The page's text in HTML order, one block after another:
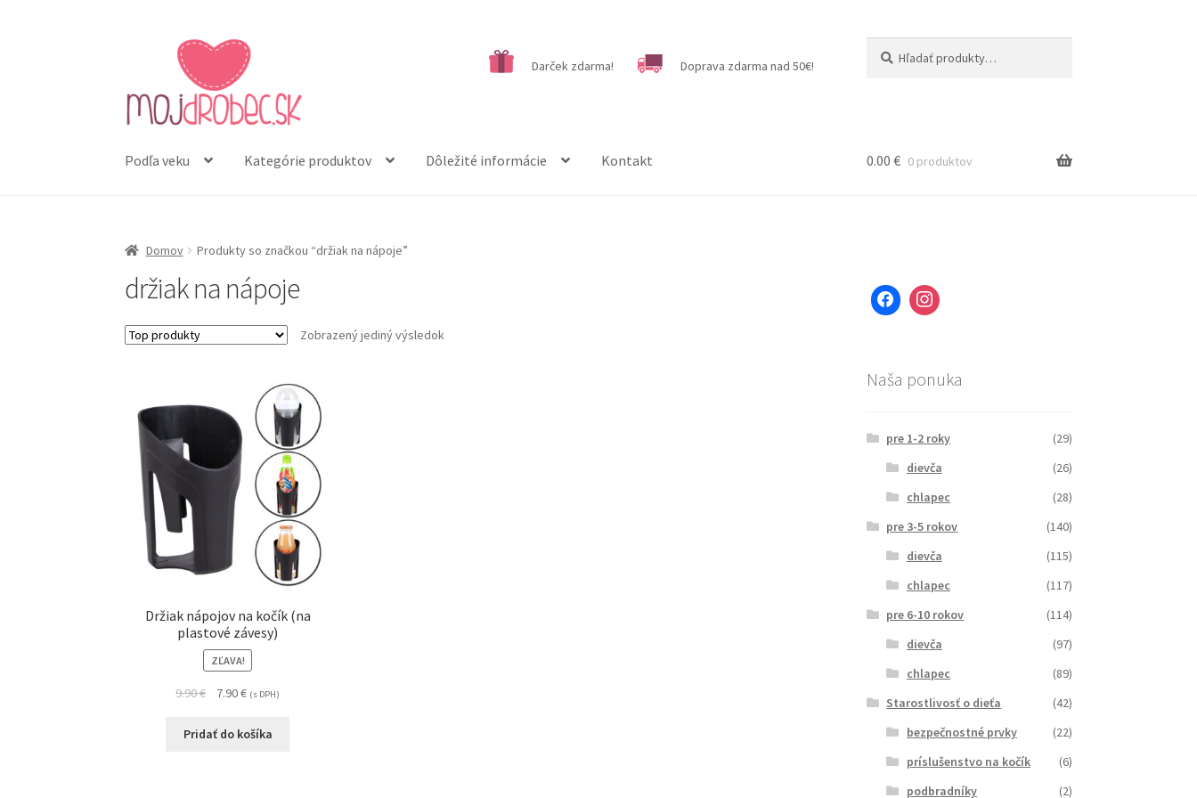
Preskočiť
navigáciu
Preskočiť
obsah
Darček zdarma! Doprava zdarma nad 50€!
Podľa veku Kategórie produktov Dôležité informácie Kontakt 0.00 € 0 produktov
Domov Produkty so značkou “držiak na nápoje”
držiak na nápoje
Zobrazený jediný výsledok
Držiak nápojov na kočík (na
plastové závesy)
ZĽAVA!
9.90€ 7.90€ (s DPH)
Pridať do košíka
Naša ponuka
pre 1-2 roky
(29)
dievča
(26)
chlapec
(28)
pre 3-5 rokov
(140)
dievča
(115)
chlapec
(117)
pre 6-10 rokov
(114)
dievča
(97)
chlapec
(89)
Starostlivosť o dieťa
(42)
bezpečnostné prvky
(22)
príslušenstvo na kočík
(6)
podbradníky
(2)